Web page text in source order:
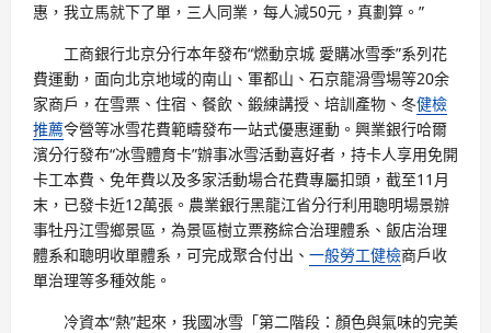
惠，我立馬就下了單，三人同業，每人減50元，真劃算。”
工商銀行北京分行本年發布“燃動京城 愛購冰雪季”系列花
費運動，面向北京地域的南山、軍都山、石京龍滑雪場等20余
家商戶，在雪票、住宿、餐飲、鍛練講授、培訓產物、冬健檢
推薦令營等冰雪花費範疇發布一站式優惠運動。興業銀行哈爾
濱分行發布“冰雪體育卡”辦事冰雪活動喜好者，持卡人享用免開
卡工本費、免年費以及多家活動場合花費專屬扣頭，截至11月
末，已發卡近12萬張。農業銀行黑龍江省分行利用聰明場景辦
事牡丹江雪鄉景區，為景區樹立票務綜合治理體系、飯店治理
體系和聰明收單體系，可完成聚合付出、 一般勞工健檢商戶收
單治理等多種效能。
冷資本“熱”起來，我國冰雪「第二階段：顏色與氣味的完美